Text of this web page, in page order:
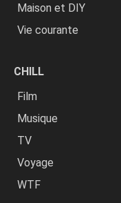
Maison et DIY
Vie courante
CHILL
Film
Musique
TV
Voyage
WTF